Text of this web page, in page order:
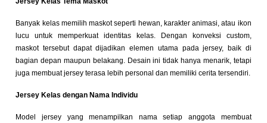
Banyak kelas memilih maskot seperti hewan, karakter animasi, atau ikon
lucu untuk memperkuat identitas kelas. Dengan konveksi custom,
maskot tersebut dapat dijadikan elemen utama pada jersey, baik di
bagian depan maupun belakang. Desain ini tidak hanya menarik, tetapi
juga membuat jersey terasa lebih personal dan memiliki cerita tersendiri.
Jersey Kelas dengan Nama Individu
Model jersey yang menampilkan nama setiap anggota membuat